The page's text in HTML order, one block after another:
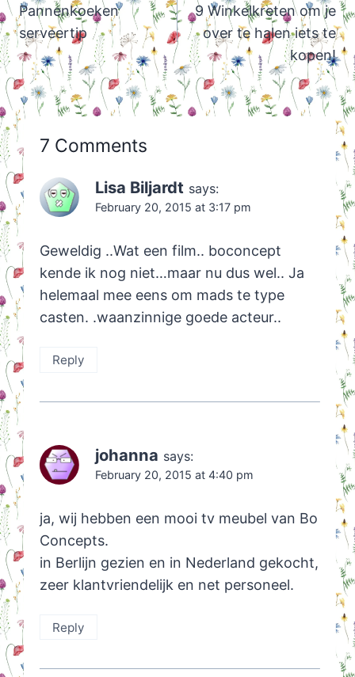
navigation
Pannenkoeken
serveertip
9 Winkelkreten om je
over te halen iets te
kopen!
7 Comments
Lisa Biljardt says:
February 20, 2015 at 3:17 pm
Geweldig ..Wat een film.. boconcept
kende ik nog niet…maar nu dus wel.. Ja
helemaal mee eens om mads te type
casten. .waanzinnige goede acteur..
Reply
johanna says:
February 20, 2015 at 4:40 pm
ja, wij hebben een mooi tv meubel van Bo
Concepts.
in Berlijn gezien en in Nederland gekocht,
zeer klantvriendelijk en net personeel.
Reply